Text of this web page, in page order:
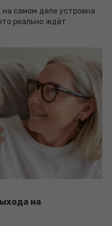
самом деле устроена
реально ждёт
на